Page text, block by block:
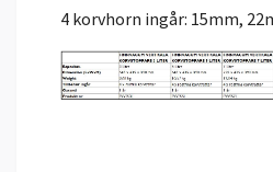
4 korvhorn ingår: 15mm,